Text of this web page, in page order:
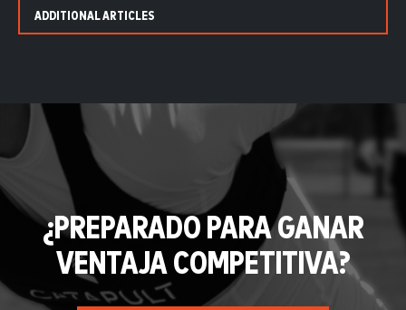
ADDITIONAL ARTICLES
¿PREPARADO PARA GANAR
VENTAJA COMPETITIVA?